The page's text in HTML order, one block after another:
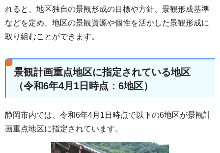
れると、地区独自の景観形成の目標や方針、景観形成基準
などを定め、地区の景観資源や個性を活かした景観形成に
取り組むことができます。
景観計画重点地区に指定されている地区
（令和6年4月1日時点：6地区）
静岡市内では、令和6年4月1日時点で以下の6地区が景観計
画重点地区に指定されています。